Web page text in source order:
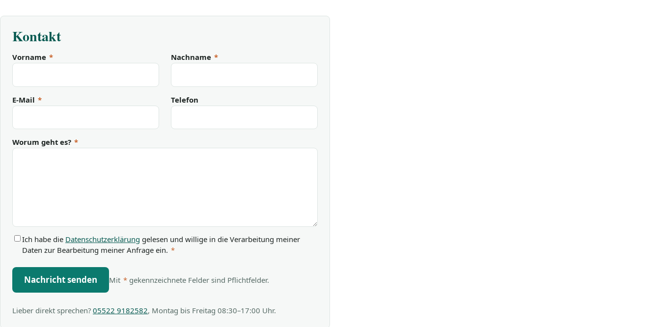
Kontakt
Vorname * Nachname *
E-Mail * Telefon
Worum geht es? *
Ich habe die Datenschutzerklärung gelesen und willige in die Verarbeitung meiner
Daten zur Bearbeitung meiner Anfrage ein. *
Nachricht senden Mit *gekennzeichnete Felder sind Pflichtfelder.
Lieber direkt sprechen? 05522 9182582, Montag bis Freitag 08:30–17:00 Uhr.